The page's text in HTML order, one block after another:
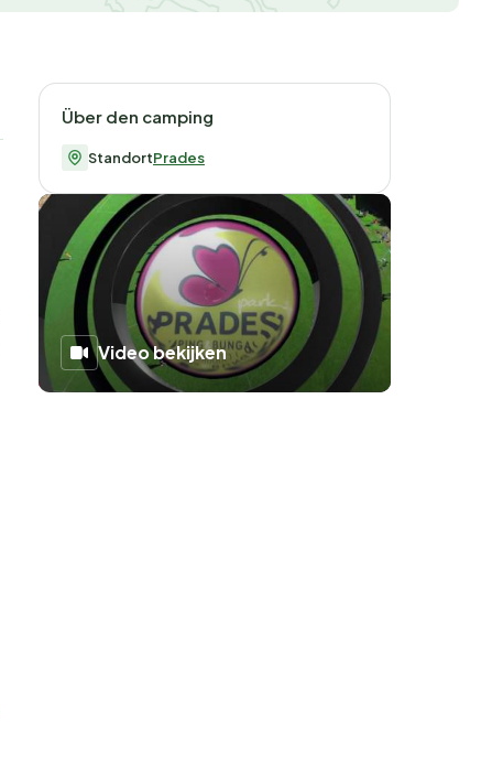
Über den camping
StandortPrades
Video bekijken